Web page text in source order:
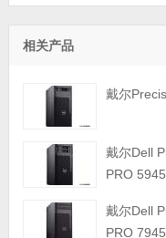
相关产品
戴尔
戴尔Dell
PRO
丨三年保修）
戴尔Dell
PRO